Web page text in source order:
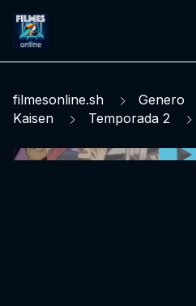
filmesonline.sh Genero
Kaisen
Temporada 2